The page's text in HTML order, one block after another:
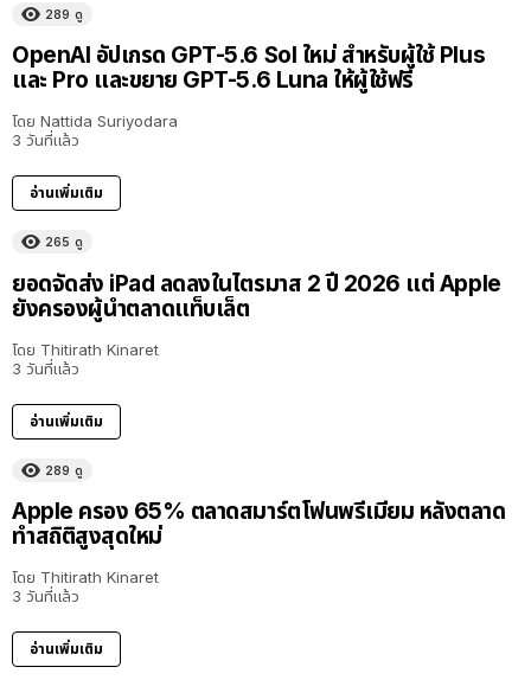
289 ดู
OpenAI อัปเกรด GPT-5.6 Sol ใหม่ สำหรับผู้ใช้ Plus
และ Pro และขยาย GPT-5.6 Luna ให้ผู้ใช้ฟรี
โดย Nattida Suriyodara
3 วันที่แล้ว
อ่านเพิ่มเติม
265 ดู
ยอดจัดส่ง iPad ลดลงในไตรมาส 2 ปี 2026 แต่ Apple
ยังครองผู้นำตลาดแท็บเล็ต
โดย Thitirath Kinaret
3 วันที่แล้ว
อ่านเพิ่มเติม
289 ดู
Apple ครอง 65% ตลาดสมาร์ตโฟนพรีเมียม หลังตลาด
ทำสถิติสูงสุดใหม่
โดย Thitirath Kinaret
3 วันที่แล้ว
อ่านเพิ่มเติม